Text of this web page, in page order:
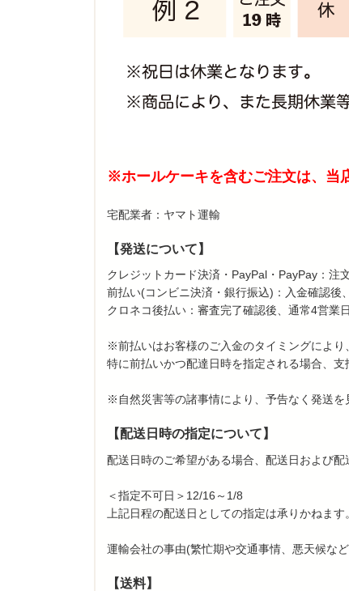
※ホールケーキを含むご注文は、当
宅配業者：ヤマト運輸
【発送について】
クレジットカード決済・PayPal・PayPay：注
前払い(コンビニ決済・銀行振込)：入金確認後
クロネコ後払い：審査完了確認後、通常4営業
※前払いはお客様のご入金のタイミングにより
特に前払いかつ配達日時を指定される場合、
※自然災害等の諸事情により、予告なく発送を
【配送日時の指定について】
配送日時のご希望がある場合、配送日および
＜指定不可日＞12/16～1/8
上記日程の配送日としての指定は承りかねま
運輸会社の事由(繁忙期や交通事情、悪天候な
【送料】